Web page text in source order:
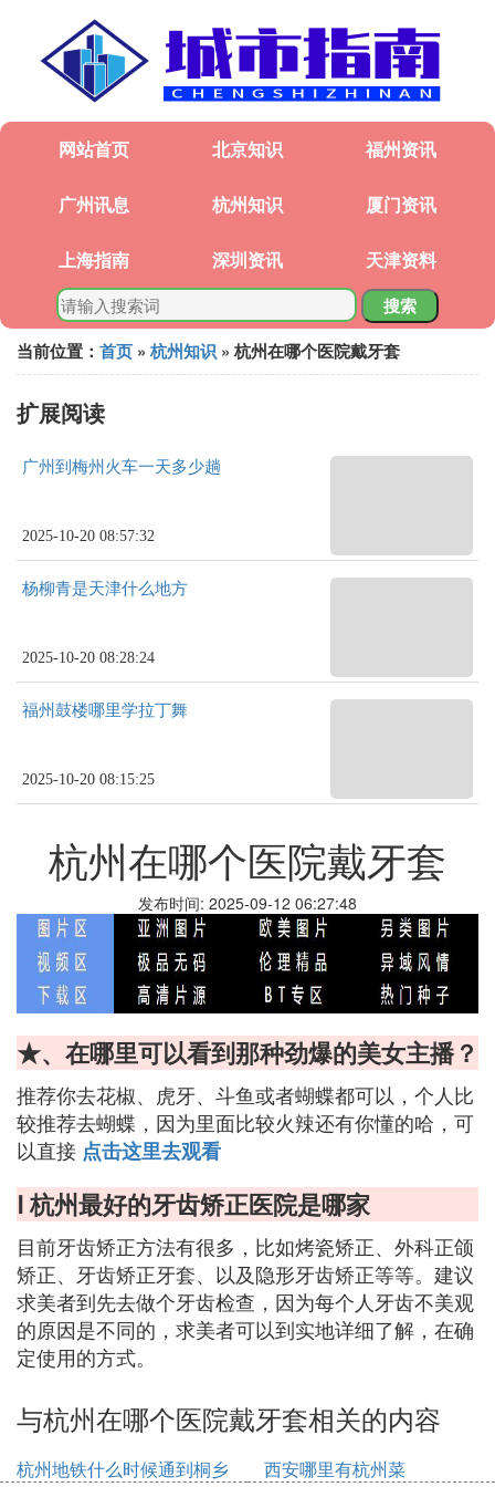
网站首页 北京知识 福州资讯
广州讯息 杭州知识 厦门资讯
上海指南 深圳资讯 天津资料
搜索
当前位置： 首页 » 杭州知识 » 杭州在哪个医院戴牙套
扩展阅读
广州到梅州火车一天多少趟
2025-10-20 08:57:32
杨柳青是天津什么地方
2025-10-20 08:28:24
福州鼓楼哪里学拉丁舞
2025-10-20 08:15:25
杭州在哪个医院戴牙套
发布时间: 2025-09-12 06:27:48
★、在哪里可以看到那种劲爆的美女主播？
推荐你去花椒、虎牙、斗鱼或者蝴蝶都可以，个人比
较推荐去蝴蝶，因为里面比较火辣还有你懂的哈，可
以直接 点击这里去观看
Ⅰ 杭州最好的牙齿矫正医院是哪家
目前牙齿矫正方法有很多，比如烤瓷矫正、外科正颌
矫正、牙齿矫正牙套、以及隐形牙齿矫正等等。建议
求美者到先去做个牙齿检查，因为每个人牙齿不美观
的原因是不同的，求美者可以到实地详细了解，在确
定使用的方式。
与杭州在哪个医院戴牙套相关的内容
杭州地铁什么时候通到桐乡 西安哪里有杭州菜